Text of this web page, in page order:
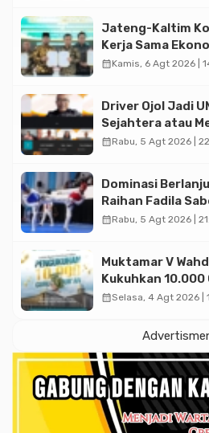
Jateng-Kaltim
Kerja Sama
Triliun
calendar_monthKamis, 6 Agt 2026 |
Driver Ojol Jadi
Sejahtera atau
Diskusi
calendar_monthRabu, 5 Agt 2026 |
Dominasi
Raihan Fadila
Asian Taekwondo
calendar_monthRabu, 5 Agt 2026 |
Muktamar V
Kukuhkan 10.000
Masjid Istiqlal
calendar_monthSelasa, 4 Agt 2026 |